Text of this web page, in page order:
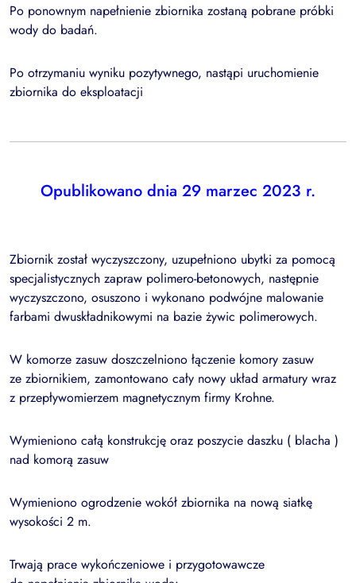
Po ponownym napełnienie zbiornika zostaną pobrane próbki
wody do badań.
Po otrzymaniu wyniku pozytywnego, nastąpi uruchomienie
zbiornika do eksploatacji
Opublikowano dnia 29 marzec 2023 r.
Zbiornik został wyczyszczony, uzupełniono ubytki za pomocą
specjalistycznych zapraw polimero-betonowych, następnie
wyczyszczono, osuszono i wykonano podwójne malowanie
farbami dwuskładnikowymi na bazie żywic polimerowych.
W komorze zasuw doszczelniono łączenie komory zasuw
ze zbiornikiem, zamontowano cały nowy układ armatury wraz
z przepływomierzem magnetycznym firmy Krohne.
Wymieniono całą konstrukcję oraz poszycie daszku ( blacha )
nad komorą zasuw
Wymieniono ogrodzenie wokół zbiornika na nową siatkę
wysokości 2 m.
Trwają prace wykończeniowe i przygotowawcze